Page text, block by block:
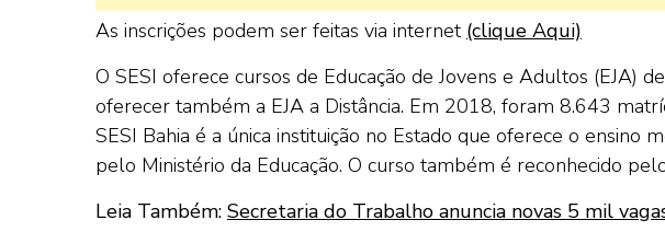
As inscrições podem ser feitas via internet (clique Aqui)
O SESI oferece cursos de Educação de Jovens e Adultos (EJA)
oferecer também a EJA a Distância. Em 2018, foram 8.643
SESI Bahia é a única instituição no Estado que oferece o ensino
pelo Ministério da Educação. O curso também é reconhecido
Leia Também: Secretaria do Trabalho anuncia novas 5 mil